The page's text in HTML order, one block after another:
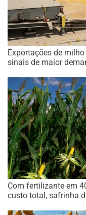
Exportações de
sinais de maior
Com fertilizante em
custo total, safrinha